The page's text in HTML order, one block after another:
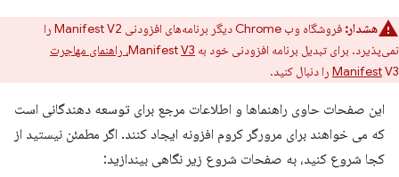
هشدار:
فروشگاه وب Chrome دیگر برنامه‌های افزودنی Manifest V2 را
نمی‌پذیرد. برای تبدیل برنامه افزودنی خود به Manifest
V3، راهنمای مهاجرت
ManifestV3 را دنبال کنید.
این صفحات حاوی راهنماها و اطلاعات مرجع برای توسعه دهندگانی است
که می خواهند برای مرورگر کروم افزونه ایجاد کنند. اگر مطمئن نیستید از
کجا شروع کنید، به صفحات شروع زیر نگاهی بیندازید: